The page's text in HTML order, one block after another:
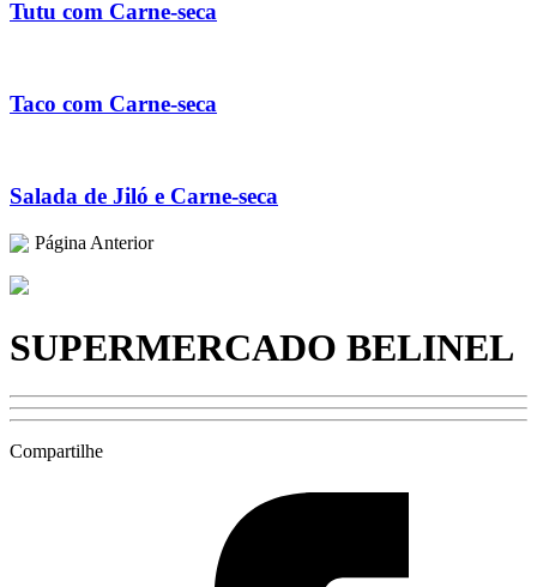
Tutu com Carne-seca
Taco com Carne-seca
Salada de Jiló e Carne-seca
Página Anterior
SUPERMERCADO BELINEL
Compartilhe